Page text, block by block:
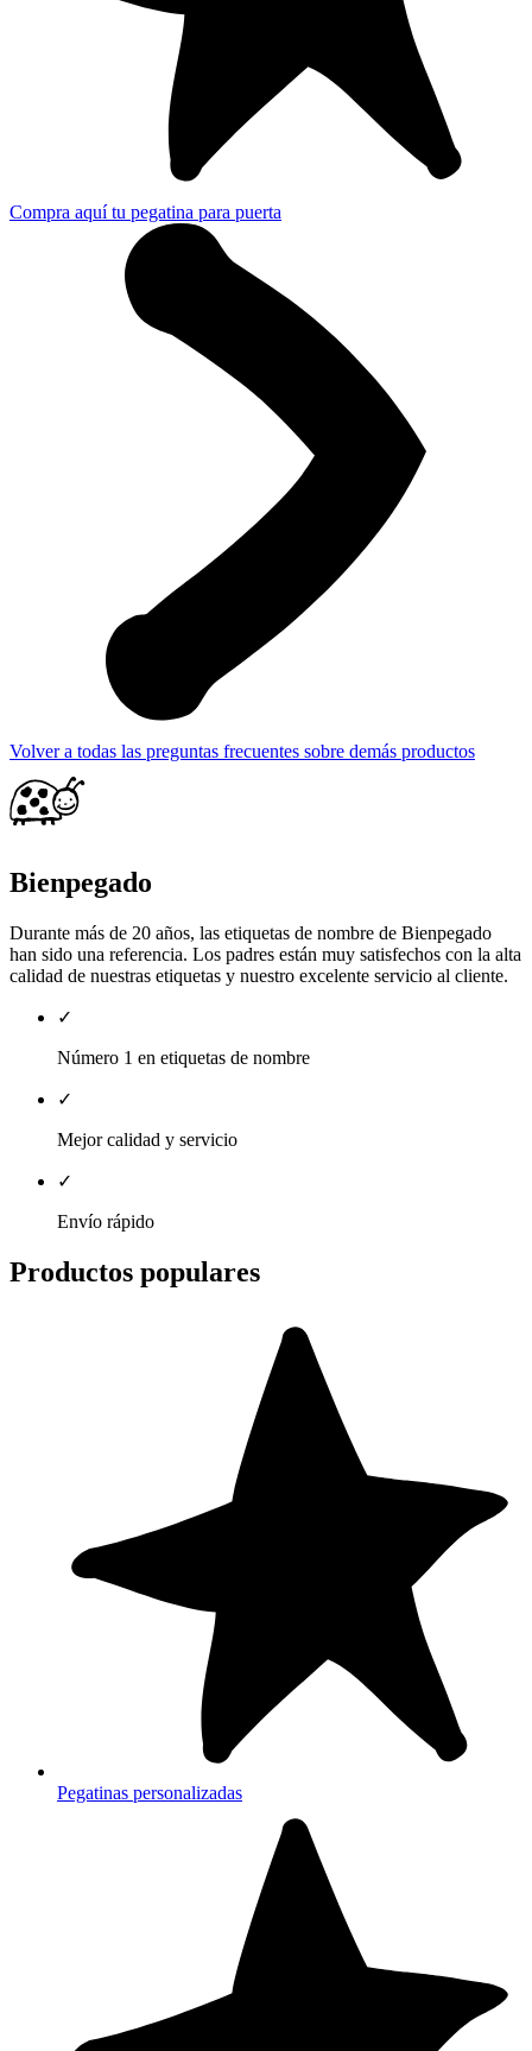
Compra aquí tu pegatina para puerta
Volver a todas las preguntas frecuentes sobre demás productos
Bienpegado
Durante más de 20 años, las etiquetas de nombre de Bienpegado
han sido una referencia. Los padres están muy satisfechos con la alta
calidad de nuestras etiquetas y nuestro excelente servicio al cliente.
✓
Número 1 en etiquetas de nombre
✓
Mejor calidad y servicio
✓
Envío rápido
Productos populares
Pegatinas personalizadas